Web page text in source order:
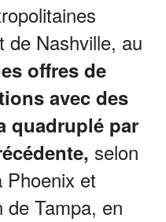
de Nashville, au
offres de
avec des
quadruplé par
selon
Phoenix et
de Tampa, en